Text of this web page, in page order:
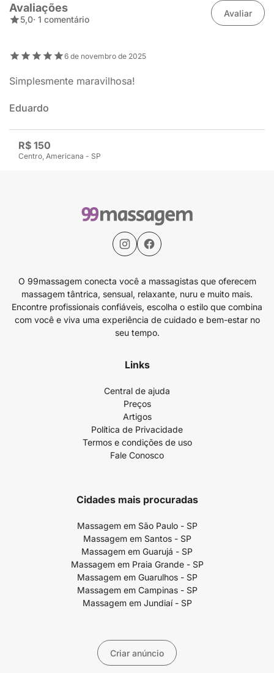
R$ 150
Centro, Americana - SP
Avaliações
5,0· 1 comentário
Avaliar
6 de novembro de 2025
Simplesmente maravilhosa!
Eduardo
O 99massagem conecta você a massagistas que oferecem
massagem tântrica, sensual, relaxante, nuru e muito mais.
Encontre profissionais confiáveis, escolha o estilo que combina
com você e viva uma experiência de cuidado e bem-estar no
seu tempo.
Links
Central de ajuda
Preços
Artigos
Política de Privacidade
Termos e condições de uso
Fale Conosco
Cidades mais procuradas
Massagem em São Paulo - SP
Massagem em Santos - SP
Massagem em Guarujá - SP
Massagem em Praia Grande - SP
Massagem em Guarulhos - SP
Massagem em Campinas - SP
Massagem em Jundiaí - SP
Criar anúncio